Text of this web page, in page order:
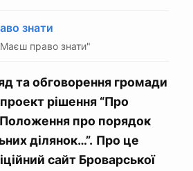
знати
право знати"
та обговорення громади
рішення “Про
про порядок
ділянок…”. Про це
сайт Броварської